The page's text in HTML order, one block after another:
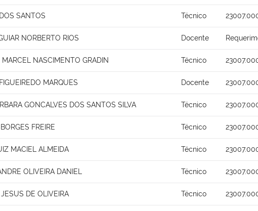
SANTOS Técnico
NORBERTO RIOS Docente
NASCIMENTO GRADIN Técnico
MARQUES Docente
GONCALVES DOS SANTOS SILVA Técnico
FREIRE Técnico
MACIEL ALMEIDA Técnico
OLIVEIRA DANIEL Técnico
JESUS DE OLIVEIRA Técnico